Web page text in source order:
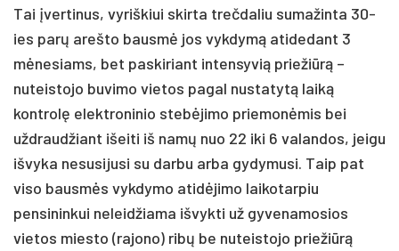
Tai įvertinus, vyriškiui skirta trečdaliu sumažinta 30-
ies parų arešto bausmė jos vykdymą atidedant 3
mėnesiams, bet paskiriant intensyvią priežiūrą –
nuteistojo buvimo vietos pagal nustatytą laiką
kontrolę elektroninio stebėjimo priemonėmis bei
uždraudžiant išeiti iš namų nuo 22 iki 6 valandos, jeigu
išvyka nesusijusi su darbu arba gydymusi. Taip pat
viso bausmės vykdymo atidėjimo laikotarpiu
pensininkui neleidžiama išvykti už gyvenamosios
vietos miesto (rajono) ribų be nuteistojo priežiūrą